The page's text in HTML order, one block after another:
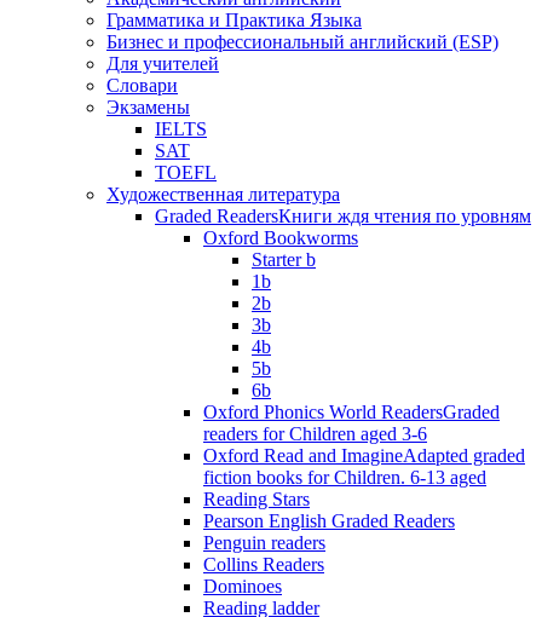
Грамматика и Практика Языка
Бизнес и профессиональный английский (ESP)
Для учителей
Словари
Экзамены
IELTS
SAT
TOEFL
Художественная литература
Graded ReadersКниги ждя чтения по уровням
Oxford Bookworms
Starter b
1b
2b
3b
4b
5b
6b
Oxford Phonics World ReadersGraded
readers for Children aged 3-6
Oxford Read and ImagineAdapted graded
fiction books for Children. 6-13 aged
Reading Stars
Pearson English Graded Readers
Penguin readers
Collins Readers
Dominoes
Reading ladder